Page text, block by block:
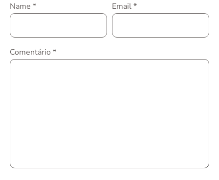
Name * Email*
Comentário *